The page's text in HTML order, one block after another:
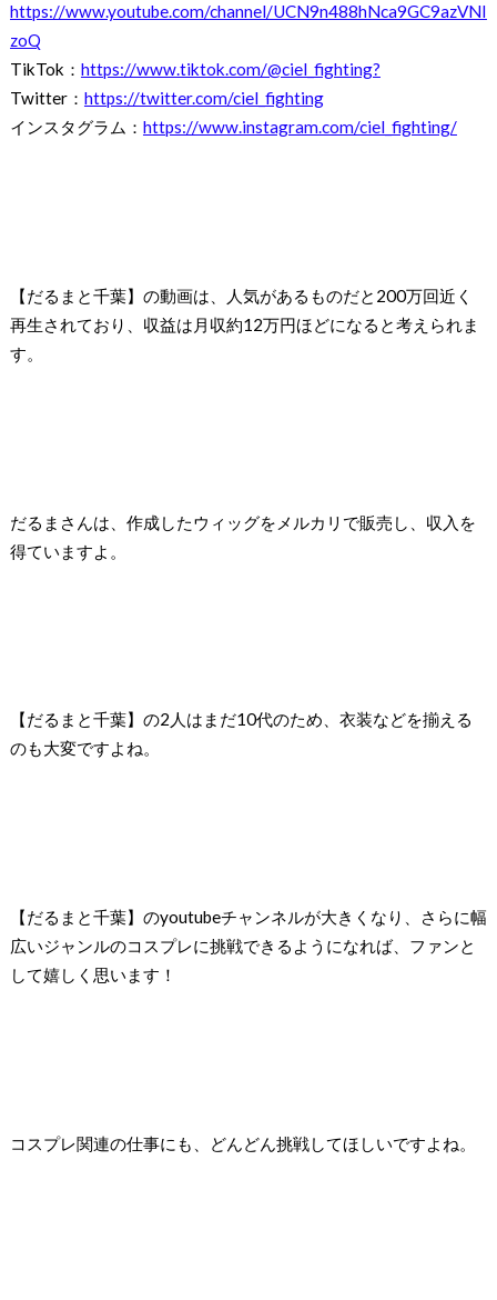
https://www.youtube.com/channel/UCN9n488hNca9GC9azVNI
zoQ
TikTok： https://www.tiktok.com/@ciel_fighting?
Twitter： https://twitter.com/ciel_fighting
インスタグラム： https://www.instagram.com/ciel_fighting/
【だるまと千葉】の動画は、人気があるものだと200万回近く
再生されており、収益は月収約12万円ほどになると考えられま
す。
だるまさんは、作成したウィッグをメルカリで販売し、収入を
得ていますよ。
【だるまと千葉】の2人はまだ10代のため、衣装などを揃える
のも大変ですよね。
【だるまと千葉】のyoutubeチャンネルが大きくなり、さらに幅
広いジャンルのコスプレに挑戦できるようになれば、ファンと
して嬉しく思います！
コスプレ関連の仕事にも、どんどん挑戦してほしいですよね。